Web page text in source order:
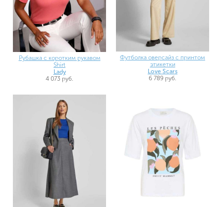
Рубашка с коротким рукавом
Shirt
Lady
4 073 руб.
Футболка оверсайз с принтом
этикетки
Love Scars
6 789 руб.